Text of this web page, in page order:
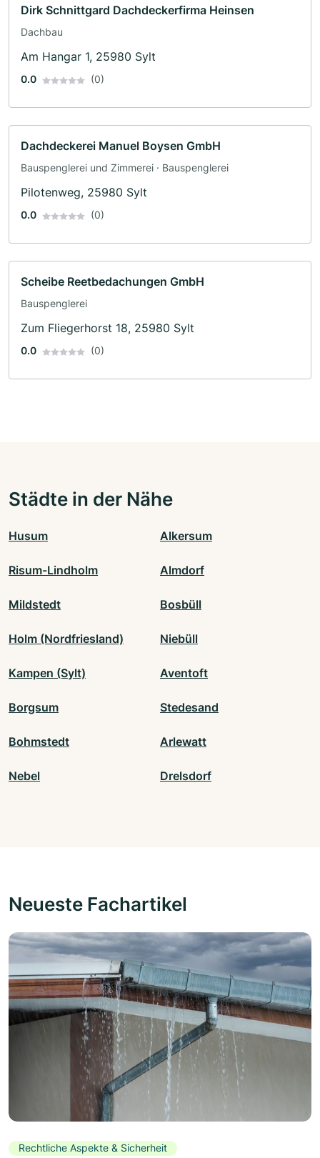
Dirk Schnittgard Dachdeckerfirma Heinsen
Dachbau
Am Hangar 1, 25980 Sylt
0.0 (0)
Dachdeckerei Manuel Boysen GmbH
Bauspenglerei und Zimmerei · Bauspenglerei
Pilotenweg, 25980 Sylt
0.0 (0)
Scheibe Reetbedachungen GmbH
Bauspenglerei
Zum Fliegerhorst 18, 25980 Sylt
0.0 (0)
Städte in der Nähe
Husum Alkersum
Risum-Lindholm Almdorf
Mildstedt Bosbüll
Holm (Nordfriesland) Niebüll
Kampen (Sylt) Aventoft
Borgsum Stedesand
Bohmstedt Arlewatt
Nebel Drelsdorf
Neueste Fachartikel
Rechtliche Aspekte & Sicherheit